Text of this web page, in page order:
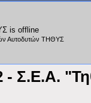
Αυτοδυτών ΤΗΘΥΣ
Σ.Ε.Α.